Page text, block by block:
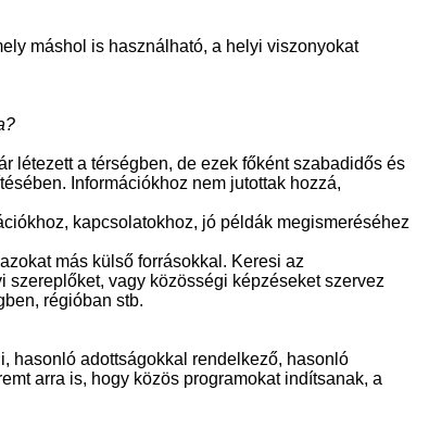
máshol is használható, a helyi viszonyokat
létezett a térségben, de ezek főként szabadidős és
Információkhoz nem jutottak hozzá,
kapcsolatokhoz, jó példák megismeréséhez
más külső forrásokkal. Keresi az
vagy közösségi képzéseket szervez
régióban stb.
hasonló adottságokkal rendelkező, hasonló
arra is, hogy közös programokat indítsanak, a